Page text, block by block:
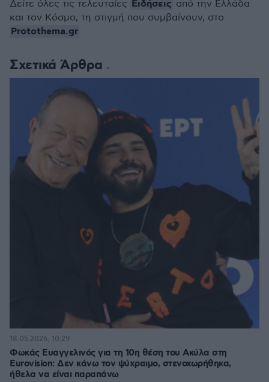
Σχετικά Άρθρα
Φωκάς Ευαγγελινός για τη 10η θέση του Ακύλα στη
Eurovision: Δεν κάνω τον ψύχραιμο, στενοχωρήθηκα,
ήθελα να είναι παραπάνω
18.05.2026, 10:29
Δείτε όλες τις τελευταίες Ειδήσεις από την Ελλάδα
και τον Κόσμο, τη στιγμή που συμβαίνουν, στο
Protothema.gr